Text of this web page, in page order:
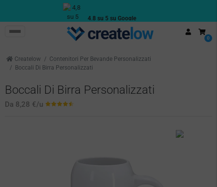
4,8 su 5 su Google
0
Createlow
Contenitori Per Bevande Personalizzati
Boccali Di Birra Personalizzati
Boccali Di Birra Personalizzati
Da 8,28 €/u